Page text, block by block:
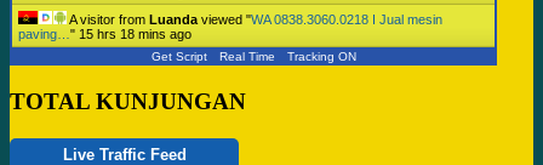
A visitor from Luanda viewed "WA 0838.3060.0218 I Jual mesin
paving… " 15 hrs 18 mins ago
Get Script Real Time Tracking ON
TOTAL KUNJUNGAN
Live Traffic Feed